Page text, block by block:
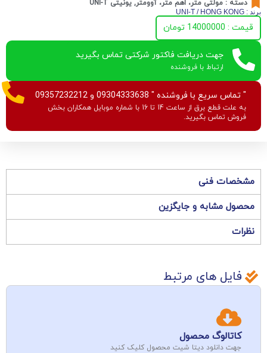
دسته : مولتی متر، اهم متر، آوومتر, یونیتی UNI-T
برند : UNI-T / HONG KONG
قیمت : 14000000 تومان
جهت دریافت فاکتور شرکتی تماس بگیرید
ارتباط با فروشنده
" تماس سریع با فروشنده " 09304333638 و 09357232212
به علت قطع برق از ساعت 14 تا 16 با شماره موبایل همکاران بخش
فروش تماس بگیرید.
مشخصات فنی
محصول مشابه و جایگزین
نظرات
فایل های مرتبط
کاتالوگ محصول
جهت دانلود دیتا شیت محصول کلیک کنید